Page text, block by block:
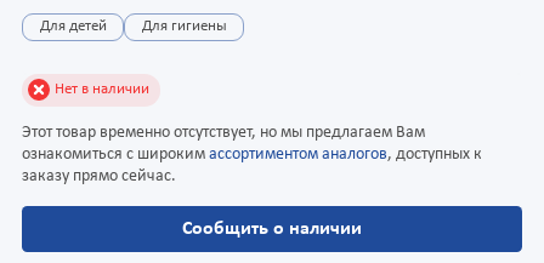
Для детей Для гигиены
Нет в наличии
Этот товар временно отсутствует, но мы предлагаем Вам
ознакомиться с широким ассортиментом аналогов, доступных к
заказу прямо сейчас.
Сообщить о наличии